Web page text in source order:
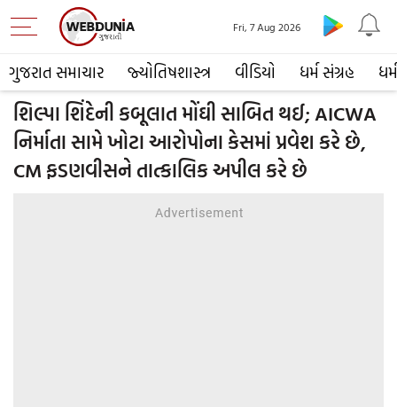
ગુજરાત સમાચાર જ્યોતિષશાસ્ત્ર વીડિયો ધર્મ સંગ્રહ ધર્મ
Fri, 7 Aug 2026
શિલ્પા શિંદેની કબૂલાત મોંઘી સાબિત થઈ; AICWA
નિર્માતા સામે ખોટા આરોપોના કેસમાં પ્રવેશ કરે છે,
CM ફડણવીસને તાત્કાલિક અપીલ કરે છે